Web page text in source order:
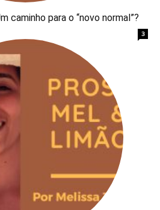
caminho para o “novo normal”?
3